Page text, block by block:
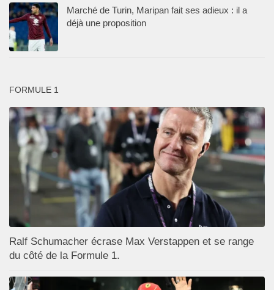
Marché de Turin, Maripan fait ses adieux : il a
déjà une proposition
FORMULE 1
Ralf Schumacher écrase Max Verstappen et se range
du côté de la Formule 1.